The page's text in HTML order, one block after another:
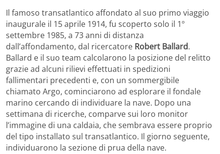
Il famoso transatlantico affondato al suo primo viaggio
inaugurale il 15 aprile 1914, fu scoperto solo il 1º
settembre 1985, a 73 anni di distanza
dall’affondamento, dal ricercatore Robert Ballard.
Ballard e il suo team calcolarono la posizione del relitto
grazie ad alcuni rilievi effettuati in spedizioni
fallimentari precedenti e, con un sommergibile
chiamato Argo, cominciarono ad esplorare il fondale
marino cercando di individuare la nave. Dopo una
settimana di ricerche, comparve sui loro monitor
l’immagine di una caldaia, che sembrava essere proprio
del tipo installato sul transatlantico. Il giorno seguente,
individuarono la sezione di prua della nave.